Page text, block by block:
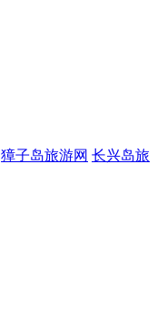
獐子岛旅游网 长兴岛旅